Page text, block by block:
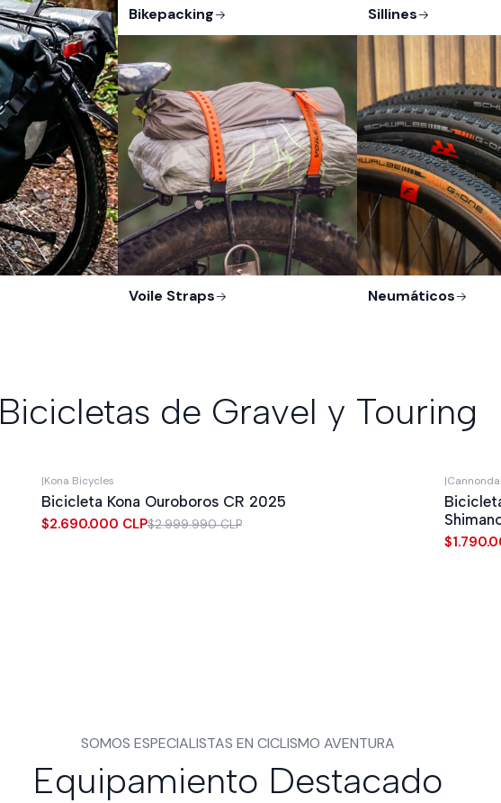
Bikepacking Sillines
Voile Straps Neumáticos
Bicicletas de Gravel y Touring
-10% OFF
|Kona Bicycles
Bicicleta Kona Ouroboros CR 2025
$2.690.000 CLP$2.999.990 CLP
-10%OFF
|
SOMOS ESPECIALISTAS EN CICLISMO AVENTURA
Equipamiento Destacado